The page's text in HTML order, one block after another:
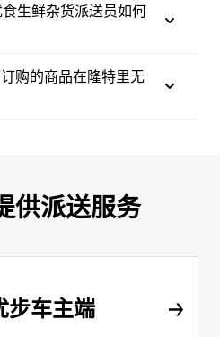
生鲜杂货派送员如何
购的商品在隆特里无
供派送服务
步车主端